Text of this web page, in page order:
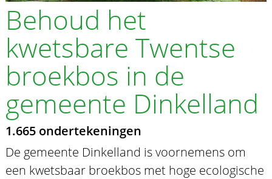
Behoud het
kwetsbare Twentse
broekbos in de
gemeente Dinkelland
1.665 ondertekeningen
De gemeente Dinkelland is voornemens om
een kwetsbaar broekbos met hoge ecologische